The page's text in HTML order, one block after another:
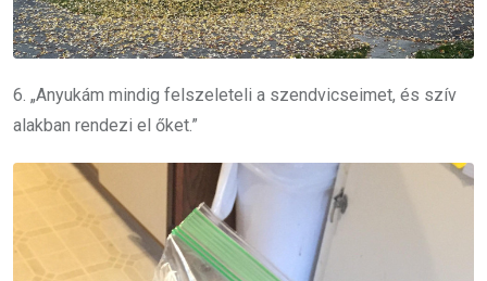
6. „Anyukám mindig felszeleteli a szendvicseimet, és szív
alakban rendezi el őket.”